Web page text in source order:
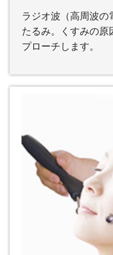
ラジオ波（高周波の
たるみ。くすみの原
プローチします。